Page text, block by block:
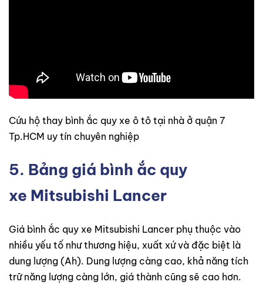
Cứu hộ thay bình ắc quy xe ô tô tại nhà ở quận 7
Tp.HCM uy tín chuyên nghiệp
5. Bảng giá bình ắc quy
xe Mitsubishi Lancer
Giá bình ắc quy xe Mitsubishi Lancer phụ thuộc vào
nhiều yếu tố như thương hiệu, xuất xứ và đặc biệt là
dung lượng (Ah). Dung lượng càng cao, khả năng tích
trữ năng lượng càng lớn, giá thành cũng sẽ cao hơn.